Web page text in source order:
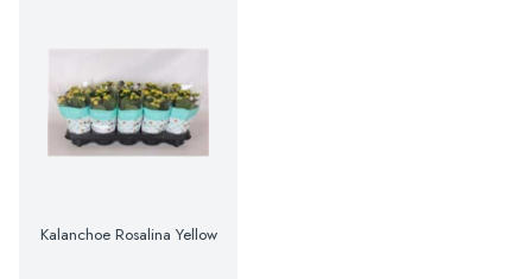
Kalanchoe Rosalina Yellow